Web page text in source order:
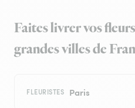
Faites livrer vos
grandes villes de
FLEURISTES Paris